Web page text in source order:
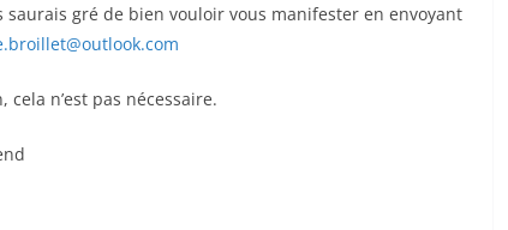
gré de bien vouloir vous manifester en envoyant
n’est pas nécessaire.